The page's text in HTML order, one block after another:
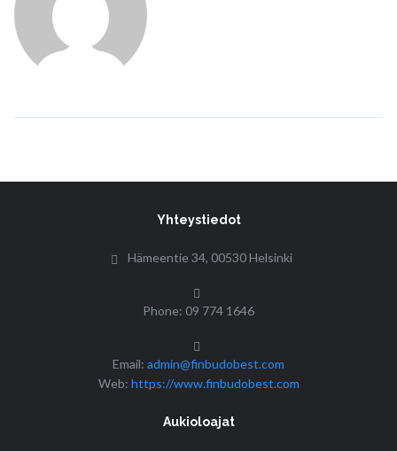
Yhteystiedot
Hämeentie 34, 00530 Helsinki
Phone: 09 774 1646
Email: admin@finbudobest.com
Web: https://www.finbudobest.com
Aukioloajat